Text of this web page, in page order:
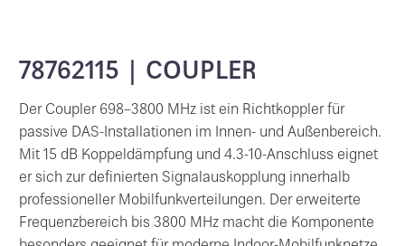
78762115 | COUPLER
Der Coupler 698–3800 MHz ist ein Richtkoppler für
passive DAS-Installationen im Innen- und Außenbereich.
Mit 15 dB Koppeldämpfung und 4.3-10-Anschluss eignet
er sich zur definierten Signalauskopplung innerhalb
professioneller Mobilfunkverteilungen. Der erweiterte
Frequenzbereich bis 3800 MHz macht die Komponente